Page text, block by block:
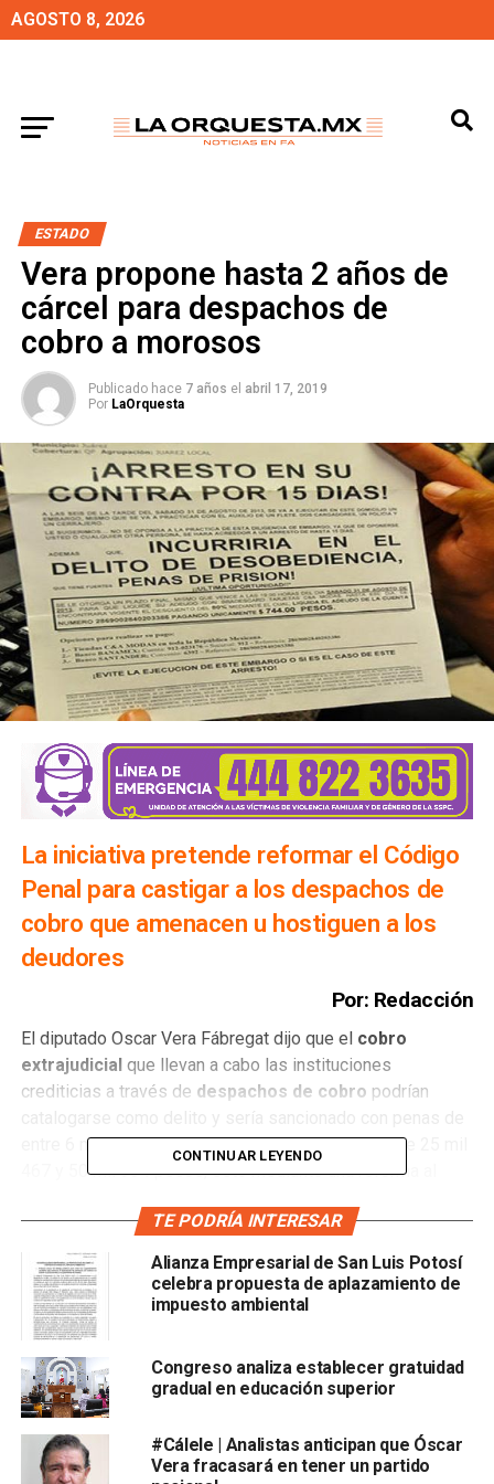
AGOSTO 8, 2026
ESTADO
Vera propone hasta 2 años de
cárcel para despachos de
cobro a morosos
Publicado hace 7 años el abril 17, 2019
Por LaOrquesta
La iniciativa pretende reformar el Código
Penal para castigar a los despachos de
cobro que amenacen u hostiguen a los
deudores
Por: Redacción
El diputado Oscar Vera Fábregat dijo que el cobro
extrajudicialque llevan a cabo las instituciones
crediticias a través de despachos de cobro podrían
entre 6 meses y 2 años de cárcel y multas de entre 25 mil
467 y 50 mil 934 pesos, esto mediante una reforma al
denominado “delitos contra la paz, la libertad y la
seguridad de las personas”, informó el diputado Oscar
Vera Fábregat.
Señaló que la situación económica por la que atraviesa la
diversas formas de créditos, que utilizan incluso para
cubrir necesidades mínimas y en ocasiones se realizan
solicitudes con negocios debidamente acreditados y
otras con instituciones de poco reconocimiento y hasta
CONTINUAR LEYENDO
TE PODRÍA INTERESAR
Alianza Empresarial de San Luis Potosí
celebra propuesta de aplazamiento de
impuesto ambiental
Congreso analiza establecer gratuidad
gradual en educación superior
#Cálele | Analistas anticipan que Óscar
Vera fracasará en tener un partido